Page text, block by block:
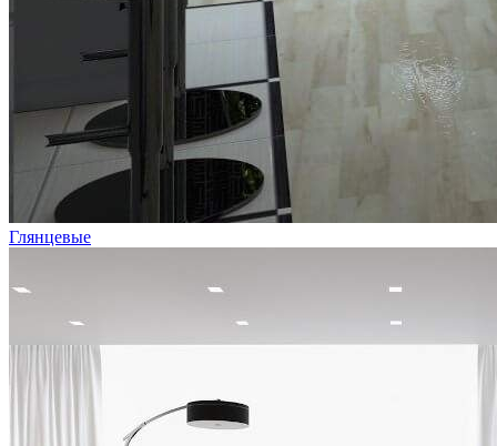
Глянцевые